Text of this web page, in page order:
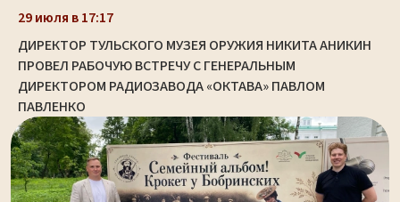
29 июля в 17:17
ДИРЕКТОР ТУЛЬСКОГО МУЗЕЯ ОРУЖИЯ НИКИТА АНИКИН
ПРОВЕЛ РАБОЧУЮ ВСТРЕЧУ С ГЕНЕРАЛЬНЫМ
ДИРЕКТОРОМ РАДИОЗАВОДА «ОКТАВА» ПАВЛОМ
ПАВЛЕНКО